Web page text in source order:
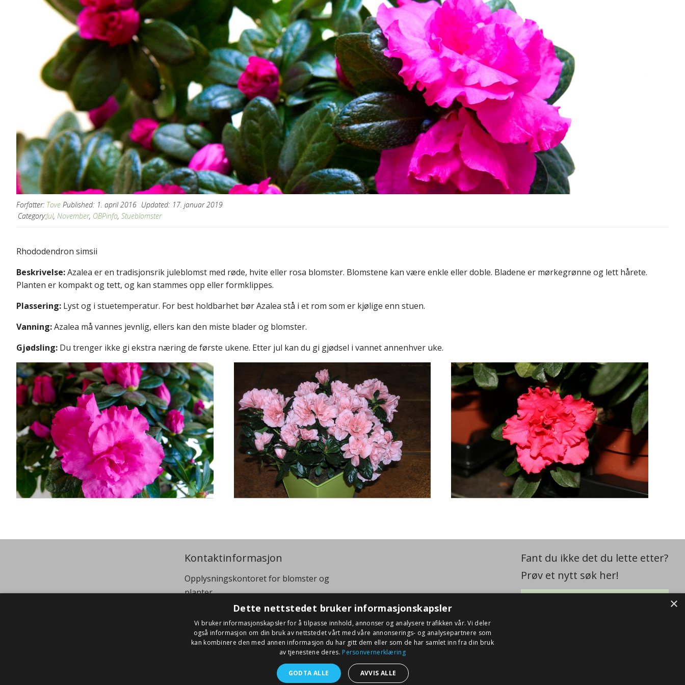
Forfatter: Tove Published: 1. april 2016 Updated: 17. januar 2019
Category:Jul, November, OBPinfo, Stueblomster
Rhododendron simsii
Beskrivelse:Azalea er en tradisjonsrik juleblomst med røde, hvite eller rosa blomster. Blomstene kan være enkle eller doble. Bladene er mørkegrønne og lett hårete.
Planten er kompakt og tett, og kan stammes opp eller formklippes.
Plassering: Lyst og i stuetemperatur. For best holdbarhet bør Azalea stå i et rom som er kjølige enn stuen.
Vanning:Azalea må vannes jevnlig, ellers kan den miste blader og blomster.
Gjødsling: Du trenger ikke gi ekstra næring de første ukene. Etter jul kan du gi gjødsel i vannet annenhver uke.
Kontaktinformasjon
Opplysningskontoret for blomster og
planter
+47 40 07 99 95
Email: siviren@gartnerforbundet.no
Fant du ikke det du lette etter?
Prøv et nytt søk her!
idium WordPress
Privacy policy and cookies
×
Dette nettstedet bruker informasjonskapsler
Vi bruker informasjonskapsler for å tilpasse innhold, annonser og analysere trafikken vår. Vi deler
også informasjon om din bruk av nettstedet vårt med våre annonserings- og analysepartnere som
kan kombinere den med annen informasjon du har gitt dem eller som de har samlet inn fra din bruk
av tjenestene deres. Personvernerklæring
GODTA ALLE AVVIS ALLE